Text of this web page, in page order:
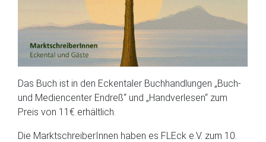
Das Buch ist in den Eckentaler Buchhandlungen „Buch-
und Mediencenter Endreß“ und „Handverlesen“ zum
Preis von 11€ erhältlich.
Die MarktschreiberInnen haben es FLEck e.V. zum 10.